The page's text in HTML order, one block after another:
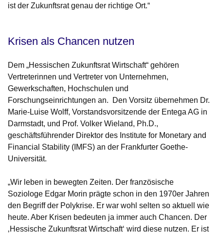
ist der Zukunftsrat genau der richtige Ort.“
Krisen als Chancen nutzen
Dem „Hessischen Zukunftsrat Wirtschaft“ gehören
Vertreterinnen und Vertreter von Unternehmen,
Gewerkschaften, Hochschulen und
Forschungseinrichtungen an. Den Vorsitz übernehmen Dr.
Marie-Luise Wolff, Vorstandsvorsitzende der Entega AG in
Darmstadt, und Prof. Volker Wieland, Ph.D.,
geschäftsführender Direktor des Institute for Monetary and
Financial Stability (IMFS) an der Frankfurter Goethe-
Universität.
„Wir leben in bewegten Zeiten. Der französische
Soziologe Edgar Morin prägte schon in den 1970er Jahren
den Begriff der Polykrise. Er war wohl selten so aktuell wie
heute. Aber Krisen bedeuten ja immer auch Chancen. Der
‚Hessische Zukunftsrat Wirtschaft‘ wird diese nutzen. Er ist